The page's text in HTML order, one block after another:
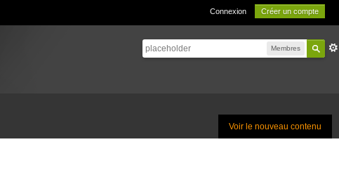
Connexion Créer un compte
Membres
Voir le nouveau contenu